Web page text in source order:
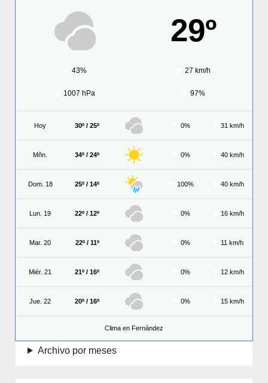
29º
43% 27 km/h
1007 hPa 97%
Hoy 30º / 25º 0% 31 km/h
Mñn. 34º / 24º 0% 40 km/h
Dom. 18 25º / 14º 100% 40 km/h
Lun. 19 22º / 12º 0% 16 km/h
Mar. 20 22º / 11º 0% 11 km/h
Miér. 21 21º / 16º 0% 12 km/h
Jue. 22 20º / 16º 0% 15 km/h
Clima en Fernández
Archivo por meses